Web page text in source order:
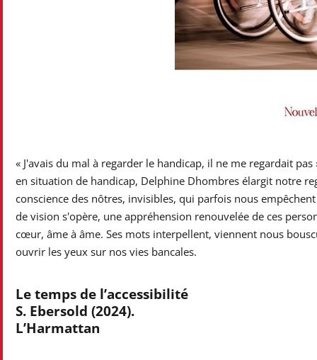
« J'avais du mal à regarder le handicap, il ne me regardait
en situation de handicap, Delphine Dhombres élargit notre
conscience des nôtres, invisibles, qui parfois nous
de vision s'opère, une appréhension renouvelée de ces
cœur, âme à âme. Ses mots interpellent, viennent nous
ouvrir les yeux sur nos vies bancales.
Le temps de l’accessibilité
S. Ebersold (2024).
L’Harmattan